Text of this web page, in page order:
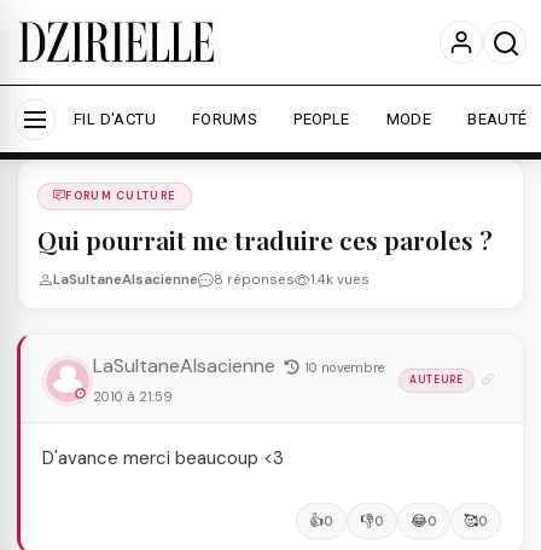
Nous utilisons des cookies pour améliorer votre
expérience et mesurer l'audience.
En savoir plus
Accepter tout Personnaliser
FIL D'ACTU FORUMS PEOPLE MODE BEAUTÉ
Forums
FORUM CULTURE
Qui pourrait me traduire ces paroles ?
LaSultaneAlsacienne 8 réponses 1.4k vues
LaSultaneAlsacienne
10 novembre
2010 à 21:59
AUTEURE
D'avance merci beaucoup <3
👍0 👎0 😂0 🥰0